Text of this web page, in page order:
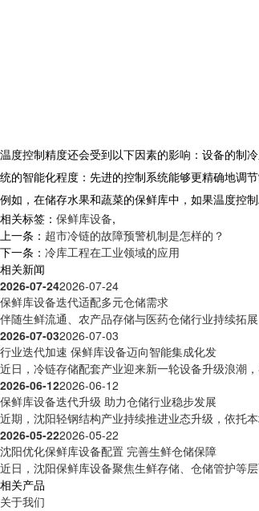
温度控制精度还会受到以下因素的影响：设备的制
统的智能化程度：先进的控制系统能够更精确地调
例如，在储存水果和蔬菜的保鲜库中，如果温度控
相关标签： 保鲜库设备,
上一条： 超市冷链的故障预警机制是怎样的？
下一条： 冷库工程在工业领域的应用
相关新闻
2026-07-242026-07-24
保鲜库设备迭代适配多元仓储需求
伴随生鲜流通、农产品存储与医药仓储行业持续拓
2026-07-032026-07-03
行业迭代加速 保鲜库设备迈向智能集成化发
近日，冷链存储配套产业迎来新一轮设备升级浪潮
2026-06-122026-06-12
保鲜库设备迭代升级 助力仓储行业稳步发展
近期，沈阳轻钢结构产业持续推进业态升级，依托
2026-05-222026-05-22
沈阳优化保鲜库设备配置 完善生鲜仓储保障
近日，沈阳保鲜库设备聚焦生鲜存储、仓储管护等
相关产品
关于我们